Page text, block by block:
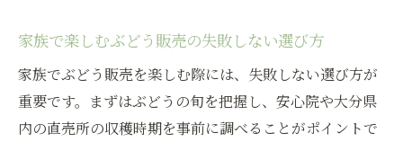
家族で楽しむぶどう販売の失敗しない選び方
家族でぶどう販売を楽しむ際には、失敗しない選び方が
重要です。まずはぶどうの旬を把握し、安心院や大分県
内の直売所の収穫時期を事前に調べることがポイントで